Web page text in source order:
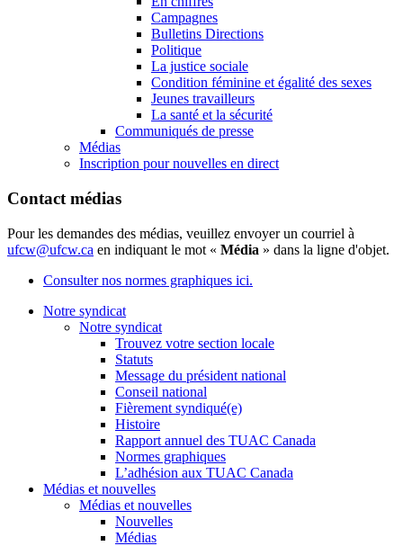
Campagnes
Bulletins Directions
Politique
La justice sociale
Condition féminine et égalité des sexes
Jeunes travailleurs
La santé et la sécurité
Communiqués de presse
Médias
Inscription pour nouvelles en direct
Contact médias
Pour les demandes des médias, veuillez envoyer un courriel à
ufcw@ufcw.ca en indiquant le mot « Média » dans la ligne d'objet.
Consulter nos normes graphiques ici.
Notre syndicat
Notre syndicat
Trouvez votre section locale
Statuts
Message du président national
Conseil national
Fièrement syndiqué(e)
Histoire
Rapport annuel des TUAC Canada
Normes graphiques
L’adhésion aux TUAC Canada
Médias et nouvelles
Médias et nouvelles
Nouvelles
Médias